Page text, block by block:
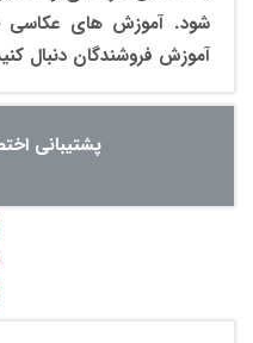
شود. آموزش های عکاسی
آموزش فروشندگان دنبال
پشتیبانی